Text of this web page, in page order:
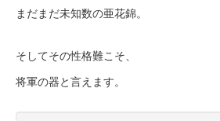
まだまだ未知数の亜花錦。
そしてその性格難こそ、
将軍の器と言えます。